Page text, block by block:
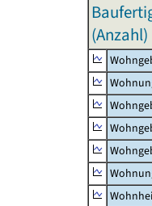
(Anzahl)